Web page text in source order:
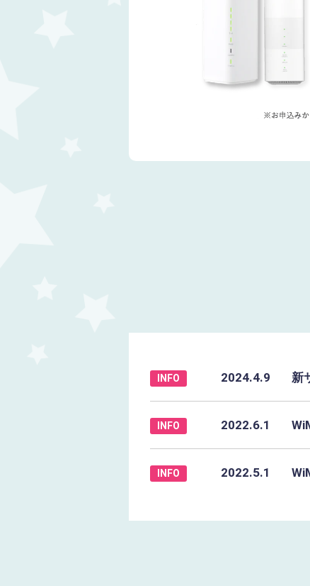
INFO 2024.4.9 新
INFO 2022.6.1
INFO 2022.5.1